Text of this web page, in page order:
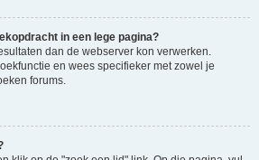
in een lege pagina?
dan de webserver kon verwerken.
en wees specifieker met zowel je
forums.